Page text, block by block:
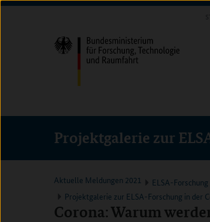
Direkt
(Eingabetaste)
Direkt
(Eingabetaste)
Direkt
(Eingabetaste)
Projektgalerie zur
Aktuelle Meldungen 2021
ELSA-
Projektgalerie zur ELSA-Forschung in der
Corona: Warum